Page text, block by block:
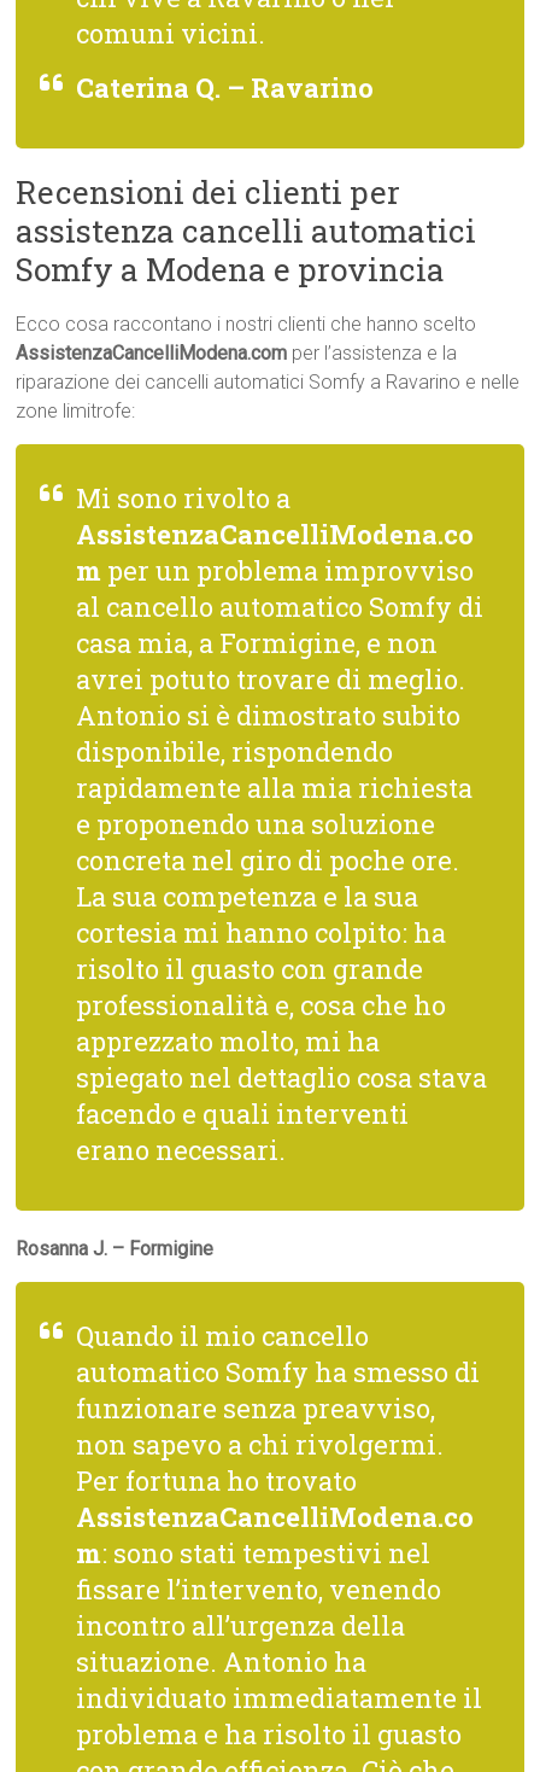
comuni vicini.
Caterina Q. – Ravarino
Recensioni dei clienti per
assistenza cancelli automatici
Somfy a Modena e provincia
Ecco cosa raccontano i nostri clienti che hanno scelto
AssistenzaCancelliModena.com per l’assistenza e la
riparazione dei cancelli automatici Somfy a Ravarino e nelle
zone limitrofe:
Mi sono rivolto a
AssistenzaCancelliModena.co
m per un problema improvviso
al cancello automatico Somfy di
casa mia, a Formigine, e non
avrei potuto trovare di meglio.
Antonio si è dimostrato subito
disponibile, rispondendo
rapidamente alla mia richiesta
e proponendo una soluzione
concreta nel giro di poche ore.
La sua competenza e la sua
cortesia mi hanno colpito: ha
risolto il guasto con grande
professionalità e, cosa che ho
apprezzato molto, mi ha
spiegato nel dettaglio cosa stava
facendo e quali interventi
erano necessari.
Rosanna J. – Formigine
Quando il mio cancello
automatico Somfy ha smesso di
funzionare senza preavviso,
non sapevo a chi rivolgermi.
Per fortuna ho trovato
AssistenzaCancelliModena.co
m: sono stati tempestivi nel
fissare l’intervento, venendo
incontro all’urgenza della
situazione. Antonio ha
individuato immediatamente il
problema e ha risolto il guasto